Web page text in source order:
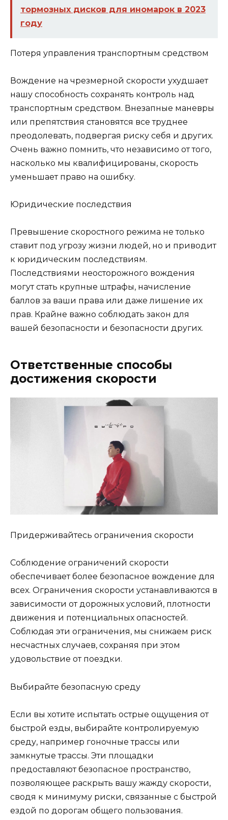
тормозных дисков для иномарок в 2023
году
Потеря управления транспортным средством
Вождение на чрезмерной скорости ухудшает
нашу способность сохранять контроль над
транспортным средством. Внезапные маневры
или препятствия становятся все труднее
преодолевать, подвергая риску себя и других.
Очень важно помнить, что независимо от того,
насколько мы квалифицированы, скорость
уменьшает право на ошибку.
Юридические последствия
Превышение скоростного режима не только
ставит под угрозу жизни людей, но и приводит
к юридическим последствиям.
Последствиями неосторожного вождения
могут стать крупные штрафы, начисление
баллов за ваши права или даже лишение их
прав. Крайне важно соблюдать закон для
вашей безопасности и безопасности других.
Ответственные способы
достижения скорости
Придерживайтесь ограничения скорости
Соблюдение ограничений скорости
обеспечивает более безопасное вождение для
всех. Ограничения скорости устанавливаются в
зависимости от дорожных условий, плотности
движения и потенциальных опасностей.
Соблюдая эти ограничения, мы снижаем риск
несчастных случаев, сохраняя при этом
удовольствие от поездки.
Выбирайте безопасную среду
Если вы хотите испытать острые ощущения от
быстрой езды, выбирайте контролируемую
среду, например гоночные трассы или
замкнутые трассы. Эти площадки
предоставляют безопасное пространство,
позволяющее раскрыть вашу жажду скорости,
сводя к минимуму риски, связанные с быстрой
ездой по дорогам общего пользования.